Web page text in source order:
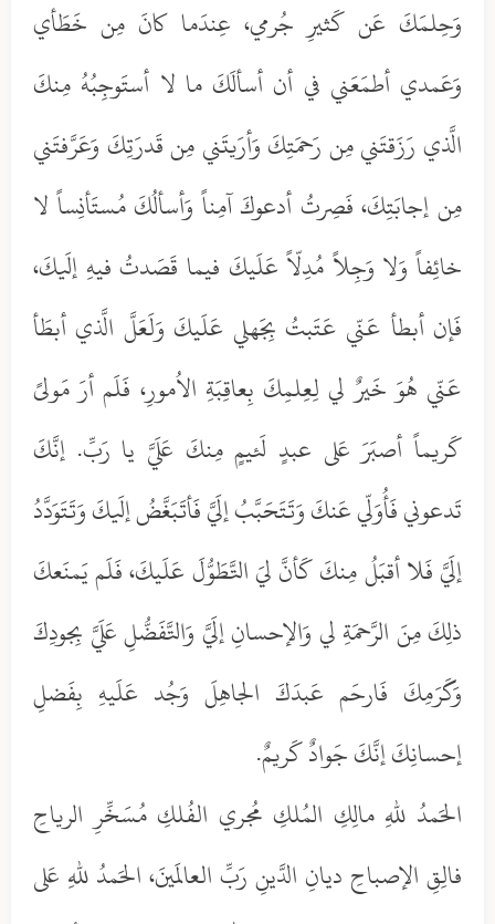
وَحِلمَكَ عَن كَثيرِ جُرمي، عِندَما كانَ مِن خَطَأي
وَعَمدي أطمَعَني في أن أسألَكَ ما لا أستَوجِبُهُ مِنكَ
الَّذي رَزَقتَني مِن رَحمَتِكَ وَأرَيتَني مِن قَدرَتِكَ وَعَرَّفتَني
مِن إجابَتِكَ، فَصِرتُ أدعوكَ آمِناً وَأسألُكَ مُستَأنِساً لا
خائِفاً وَلا وَجِلاً مُدِلّاً عَلَيكَ فيما قَصَدتُ فيهِ إلَيكَ،
فَإن أبطأ عَنّي عَتَبتُ بِجَهلي عَلَيكَ وَلَعَلَّ الَّذي أبطَأ
عَنّي هُوَ خَيرٌ لي لِعِلمِكَ بِعاقِبَةِ الاُمورِ، فَلَم أرَ مَولىً
كَريماً أصبَرَ عَلى عبدٍ لَئيمٍ مِنكَ عَلَيَّ يا رَبِّ. إنَّكَ
تَدعوني فَأُوَلّي عَنكَ وَتَتَحَبَّبُ إلَيَّ فَأتَبَغَّضُ إلَيكَ وَتَتَوَدَّدُ
إلَيَّ فَلا أقبَلُ مِنكَ كَأنَّ ليَ التَّطَوُّلَ عَلَيكَ، فَلَم يَمنَعكَ
ذلِكَ مِنَ الرَّحمَةِ لي وَالإحسانِ إلَيَّ وَالتَّفَضُّلِ عَلَيَّ بِجودِكَ
وَكَرَمِكَ فَارحَم عَبدَكَ الجاهِلَ وَجُد عَلَيهِ بِفَضلِ
إحسانِكَ إنَّكَ جَوادٌ كَريمٌ.
الحَمدُ للهِ مالِكِ المُلكِ مُجري الفُلكِ مُسَخِّرِ الرياحِ
فالِقِ الإصباحِ ديانِ الدَّينِ رَبِّ العالَمينَ، الحَمدُ للهِ عَلى